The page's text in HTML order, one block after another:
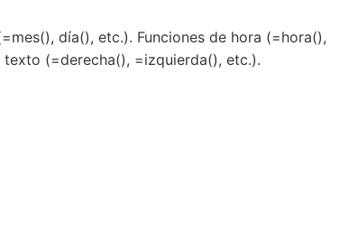
día(), etc.). Funciones de hora (=hora(),
texto (=derecha(), =izquierda(), etc.).